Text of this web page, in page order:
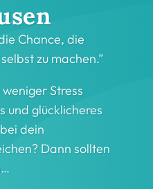
Chance, die
zu machen.”
Stress
und glücklicheres
dein
Dann sollten